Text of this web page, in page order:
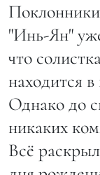
"Инь-Ян"
что
находится
Однако до
никаких
Всё